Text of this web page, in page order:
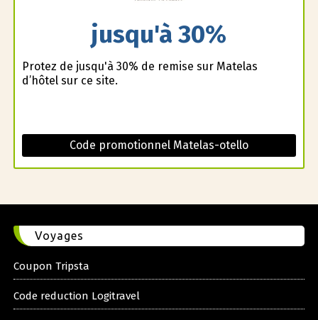
jusqu'à 30%
Profitez de jusqu'à 30% de remise sur Matelas
d’hôtel sur ce site.
Code promotionnel Matelas-otello
Voyages
Coupon Tripsta
Code reduction Logitravel